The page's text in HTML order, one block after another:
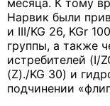
месяца. К тому
Нарвик были
и III/KG 26, KGr
группы, а также
истребителей (I/
(Z)./KG 30) и
подчинении